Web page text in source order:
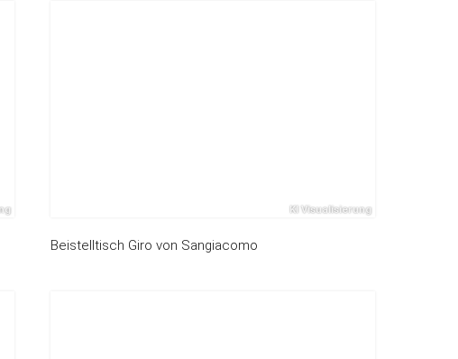
Beistelltisch Giro von Sangiacomo